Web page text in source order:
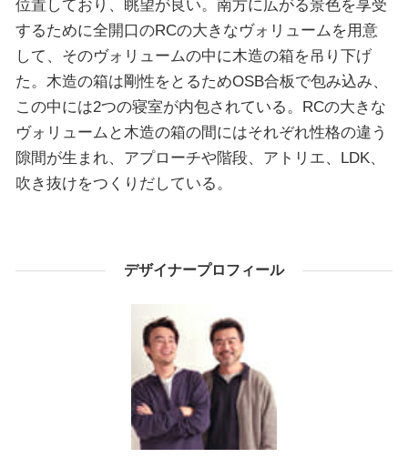
位置しており、眺望が良い。南方に広がる景色を享受
するために全開口のRCの大きなヴォリュームを用意
して、そのヴォリュームの中に木造の箱を吊り下げ
た。木造の箱は剛性をとるためOSB合板で包み込み、
この中には2つの寝室が内包されている。RCの大きな
ヴォリュームと木造の箱の間にはそれぞれ性格の違う
隙間が生まれ、アプローチや階段、アトリエ、LDK、
吹き抜けをつくりだしている。
デザイナープロフィール